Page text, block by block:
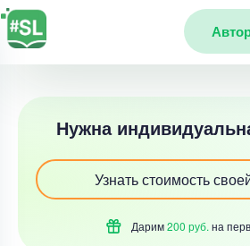
Нужна
Узнать стоимость
Дарим200 руб. на